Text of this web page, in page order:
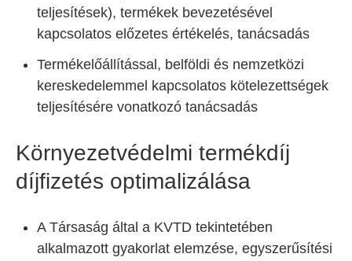
teljesítések), termékek bevezetésével
kapcsolatos előzetes értékelés, tanácsadás
Termékelőállítással, belföldi és nemzetközi
kereskedelemmel kapcsolatos kötelezettségek
teljesítésére vonatkozó tanácsadás
Környezetvédelmi termékdíj
díjfizetés optimalizálása
A Társaság által a KVTD tekintetében
alkalmazott gyakorlat elemzése, egyszerűsítési